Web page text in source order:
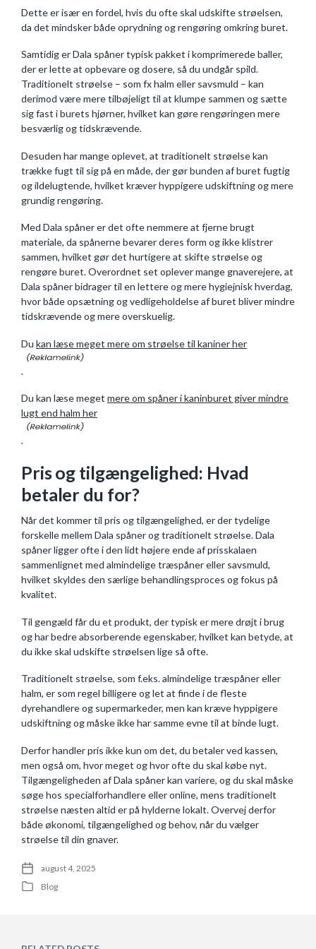
Dette er især en fordel, hvis du ofte skal udskifte strøelsen,
da det mindsker både oprydning og rengøring omkring buret.
Samtidig er Dala spåner typisk pakket i komprimerede baller,
der er lette at opbevare og dosere, så du undgår spild.
Traditionelt strøelse – som fx halm eller savsmuld – kan
derimod være mere tilbøjeligt til at klumpe sammen og sætte
sig fast i burets hjørner, hvilket kan gøre rengøringen mere
besværlig og tidskrævende.
Desuden har mange oplevet, at traditionelt strøelse kan
trække fugt til sig på en måde, der gør bunden af buret fugtig
og ildelugtende, hvilket kræver hyppigere udskiftning og mere
grundig rengøring.
Med Dala spåner er det ofte nemmere at fjerne brugt
materiale, da spånerne bevarer deres form og ikke klistrer
sammen, hvilket gør det hurtigere at skifte strøelse og
rengøre buret. Overordnet set oplever mange gnaverejere, at
Dala spåner bidrager til en lettere og mere hygiejnisk hverdag,
hvor både opsætning og vedligeholdelse af buret bliver mindre
tidskrævende og mere overskuelig.
Du kan læse meget mere om strøelse til kaniner her
.
Du kan læse meget mere om spåner i kaninburet giver mindre
lugt end halm her
.
Pris og tilgængelighed: Hvad
betaler du for?
Når det kommer til pris og tilgængelighed, er der tydelige
forskelle mellem Dala spåner og traditionelt strøelse. Dala
spåner ligger ofte i den lidt højere ende af prisskalaen
sammenlignet med almindelige træspåner eller savsmuld,
hvilket skyldes den særlige behandlingsproces og fokus på
kvalitet.
Til gengæld får du et produkt, der typisk er mere drøjt i brug
og har bedre absorberende egenskaber, hvilket kan betyde, at
du ikke skal udskifte strøelsen lige så ofte.
Traditionelt strøelse, som f.eks. almindelige træspåner eller
halm, er som regel billigere og let at finde i de fleste
dyrehandlere og supermarkeder, men kan kræve hyppigere
udskiftning og måske ikke har samme evne til at binde lugt.
Derfor handler pris ikke kun om det, du betaler ved kassen,
men også om, hvor meget og hvor ofte du skal købe nyt.
Tilgængeligheden af Dala spåner kan variere, og du skal måske
søge hos specialforhandlere eller online, mens traditionelt
strøelse næsten altid er på hylderne lokalt. Overvej derfor
både økonomi, tilgængelighed og behov, når du vælger
strøelse til din gnaver.
P
august 4, 2025
P
Blog